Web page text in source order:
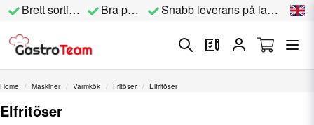
Brett sortiment Bra priser Snabb leverans på lagervara
Home Maskiner Varmkök Fritöser Elfritöser
Elfritöser